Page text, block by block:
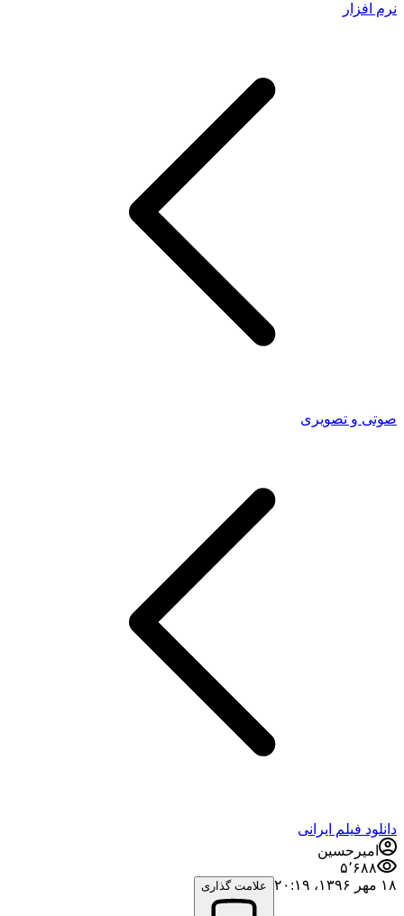
نرم افزار
صوتی و تصویری
دانلود فیلم ایرانی
امیرحسین
۵٬۶۸۸
۱۸ مهر ۱۳۹۶،‏ ۲۰:۱۹
علامت گذاری